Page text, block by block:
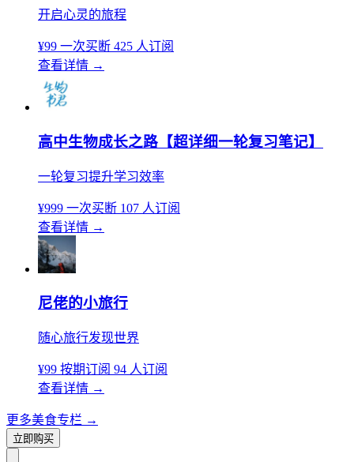
开启心灵的旅程
¥99 一次买断 425 人订阅
查看详情 →
高中生物成长之路【超详细一轮复习笔记】
一轮复习提升学习效率
¥999 一次买断 107 人订阅
查看详情 →
尼佬的小旅行
随心旅行发现世界
¥99 按期订阅 94 人订阅
查看详情 →
更多美食专栏 →
立即购买